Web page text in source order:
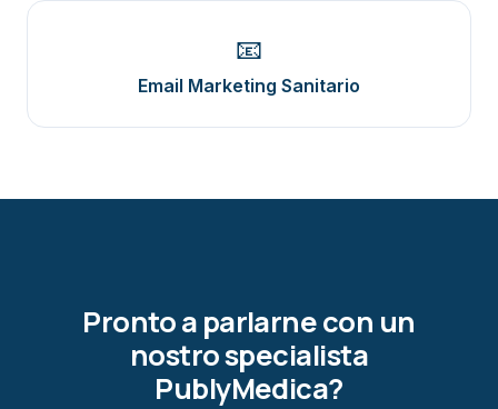
📧
Email Marketing Sanitario
Pronto a parlarne con un
nostro specialista
PublyMedica?